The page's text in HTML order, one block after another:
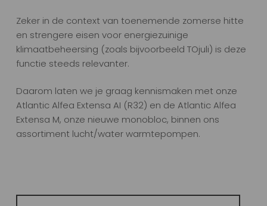
Zeker in de context van toenemende zomerse hitte
en strengere eisen voor energiezuinige
klimaatbeheersing (zoals bijvoorbeeld TOjuli) is deze
functie steeds relevanter.
Daarom laten we je graag kennismaken met onze
Atlantic Alfea Extensa AI (R32) en de Atlantic Alfea
Extensa M, onze nieuwe monobloc, binnen ons
assortiment lucht/water warmtepompen.